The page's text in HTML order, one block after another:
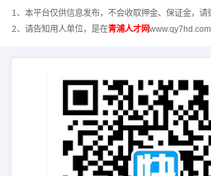
1、本平台仅供信息发布，不会收取押金、保证金，请
2、请告知用人单位，是在青浦人才网